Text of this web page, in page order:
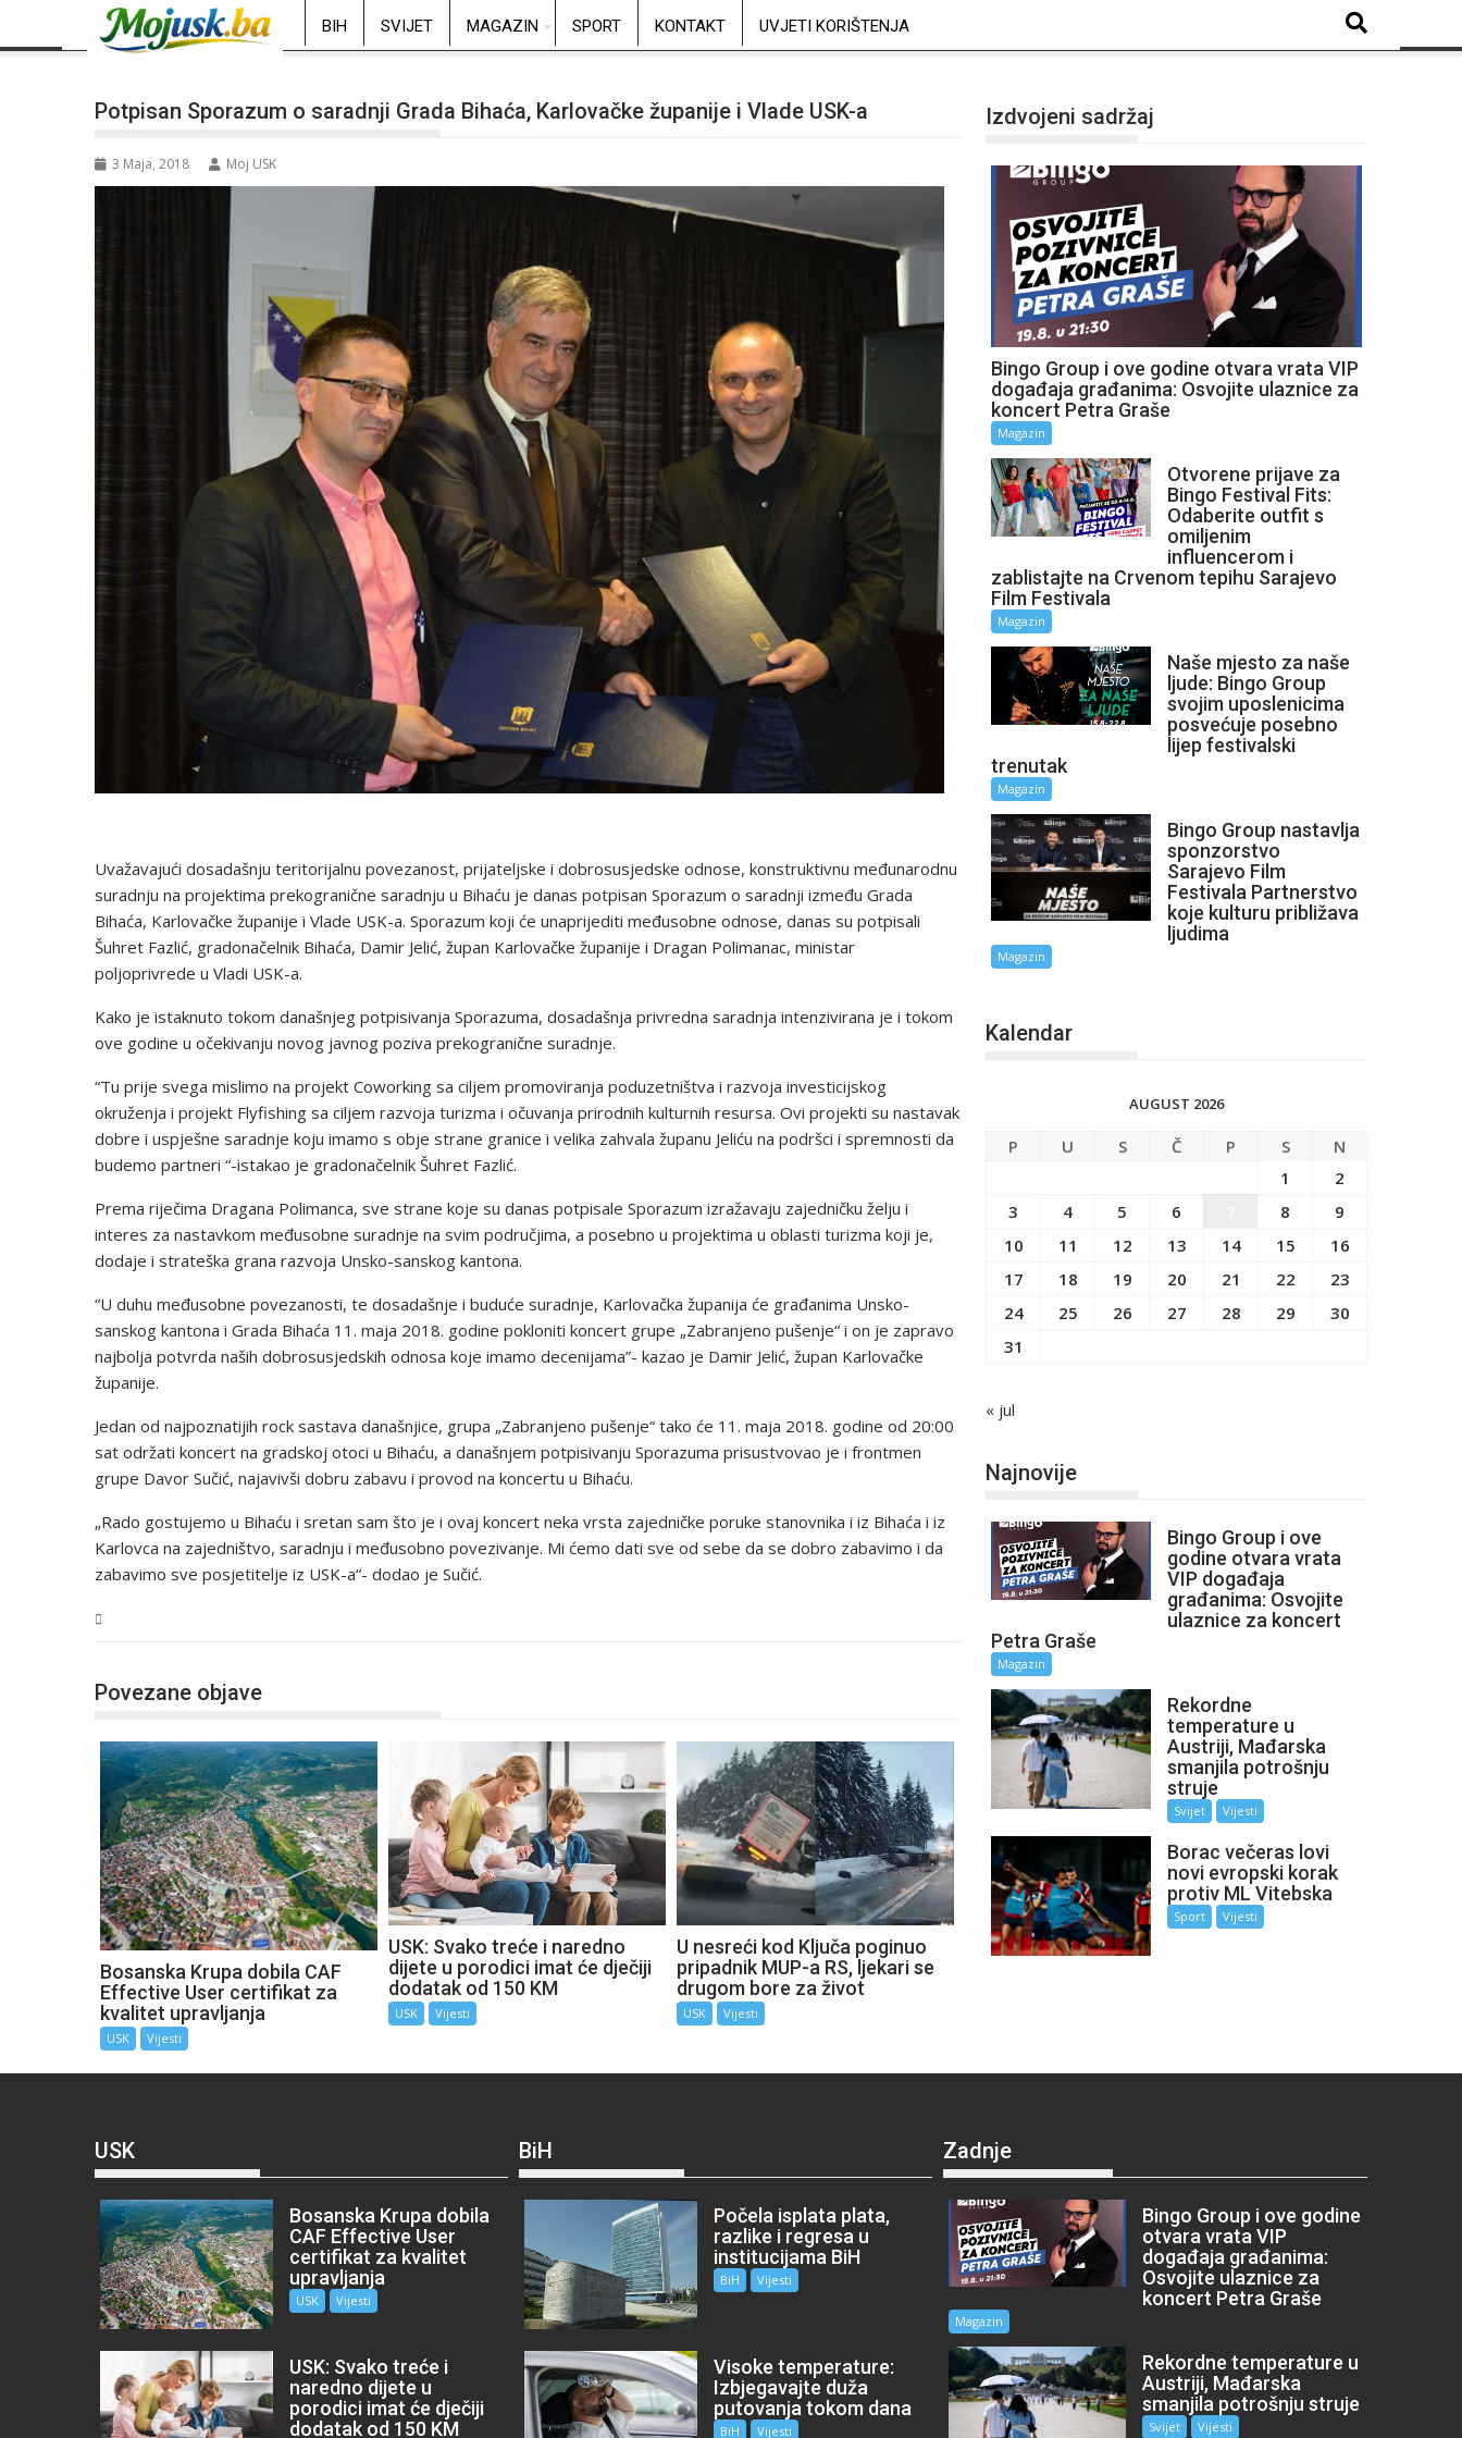
BIH SVIJET MAGAZIN SPORT KONTAKT UVJETI KORIŠTENJA
Potpisan Sporazum o saradnji Grada Bihaća, Karlovačke županije i Vlade USK-a
3 Maja, 2018 Moj USK
Uvažavajući dosadašnju teritorijalnu povezanost, prijateljske i dobrosusjedske odnose, konstruktivnu međunarodnu
suradnju na projektima prekogranične saradnju u Bihaću je danas potpisan Sporazum o saradnji između Grada
Bihaća, Karlovačke županije i Vlade USK-a. Sporazum koji će unaprijediti međusobne odnose, danas su potpisali
Šuhret Fazlić, gradonačelnik Bihaća, Damir Jelić, župan Karlovačke županije i Dragan Polimanac, ministar
poljoprivrede u Vladi USK-a.
Kako je istaknuto tokom današnjeg potpisivanja Sporazuma, dosadašnja privredna saradnja intenzivirana je i tokom
ove godine u očekivanju novog javnog poziva prekogranične suradnje.
“Tu prije svega mislimo na projekt Coworking sa ciljem promoviranja poduzetništva i razvoja investicijskog
okruženja i projekt Flyfishing sa ciljem razvoja turizma i očuvanja prirodnih kulturnih resursa. Ovi projekti su nastavak
dobre i uspješne saradnje koju imamo s obje strane granice i velika zahvala županu Jeliću na podršci i spremnosti da
budemo partneri “-istakao je gradonačelnik Šuhret Fazlić.
Prema riječima Dragana Polimanca, sve strane koje su danas potpisale Sporazum izražavaju zajedničku želju i
interes za nastavkom međusobne suradnje na svim područjima, a posebno u projektima u oblasti turizma koji je,
dodaje i strateška grana razvoja Unsko-sanskog kantona.
“U duhu međusobne povezanosti, te dosadašnje i buduće suradnje, Karlovačka županija će građanima Unsko-
sanskog kantona i Grada Bihaća 11. maja 2018. godine pokloniti koncert grupe „Zabranjeno pušenje“ i on je zapravo
najbolja potvrda naših dobrosusjedskih odnosa koje imamo decenijama”- kazao je Damir Jelić, župan Karlovačke
županije.
Jedan od najpoznatijih rock sastava današnjice, grupa „Zabranjeno pušenje“ tako će 11. maja 2018. godine od 20:00
sat održati koncert na gradskoj otoci u Bihaću, a današnjem potpisivanju Sporazuma prisustvovao je i frontmen
grupe Davor Sučić, najavivši dobru zabavu i provod na koncertu u Bihaću.
„Rado gostujemo u Bihaću i sretan sam što je i ovaj koncert neka vrsta zajedničke poruke stanovnika i iz Bihaća i iz
Karlovca na zajedništvo, saradnju i međusobno povezivanje. Mi ćemo dati sve od sebe da se dobro zabavimo i da
zabavimo sve posjetitelje iz USK-a“- dodao je Sučić.
Povezane objave
Bosanska Krupa dobila CAF
Effective User certifikat za
kvalitet upravljanja
USK Vijesti
USK: Svako treće i naredno
dijete u porodici imat će dječiji
dodatak od 150 KM
USK Vijesti
U nesreći kod Ključa poginuo
pripadnik MUP-a RS, ljekari se
drugom bore za život
USK Vijesti
Izdvojeni sadržaj
Bingo Group i ove godine otvara vrata VIP
događaja građanima: Osvojite ulaznice za
koncert Petra Graše
Magazin
Otvorene prijave za
Bingo Festival Fits:
Odaberite outfit s
omiljenim
influencerom i
zablistajte na Crvenom tepihu Sarajevo
Film Festivala
Magazin
Naše mjesto za naše
ljude: Bingo Group
svojim uposlenicima
posvećuje posebno
lijep festivalski
trenutak
Magazin
Bingo Group nastavlja
sponzorstvo
Sarajevo Film
Festivala Partnerstvo
koje kulturu približava
ljudima
Magazin
Kalendar
AUGUST 2026
P U S Č P S
N
1
2
3
4 5 6 8
9
10
11 12 13 14 15
16
17
18 19 20 21 22
23
24
25 26 27 28 29
30
31
« jul
Najnovije
Bingo Group i ove
godine otvara vrata
VIP događaja
građanima: Osvojite
ulaznice za koncert
Petra Graše
Magazin
Rekordne
temperature u
Austriji, Mađarska
smanjila potrošnju
struje
Svijet Vijesti
Borac večeras lovi
novi evropski korak
protiv ML Vitebska
Sport Vijesti
USK
Bosanska Krupa dobila
CAF Effective User
certifikat za kvalitet
upravljanja
USK Vijesti
USK: Svako treće i
naredno dijete u
porodici imat će dječiji
dodatak od 150 KM
BiH
Počela isplata plata,
razlike i regresa u
institucijama BiH
BiH Vijesti
Visoke temperature:
Izbjegavajte duža
putovanja tokom dana
BiH Vijesti
Zadnje
Bingo Group i ove godine
otvara vrata VIP
događaja građanima:
Osvojite ulaznice za
koncert Petra Graše
Magazin
Rekordne temperature u
Austriji, Mađarska
smanjila potrošnju struje
Svijet Vijesti